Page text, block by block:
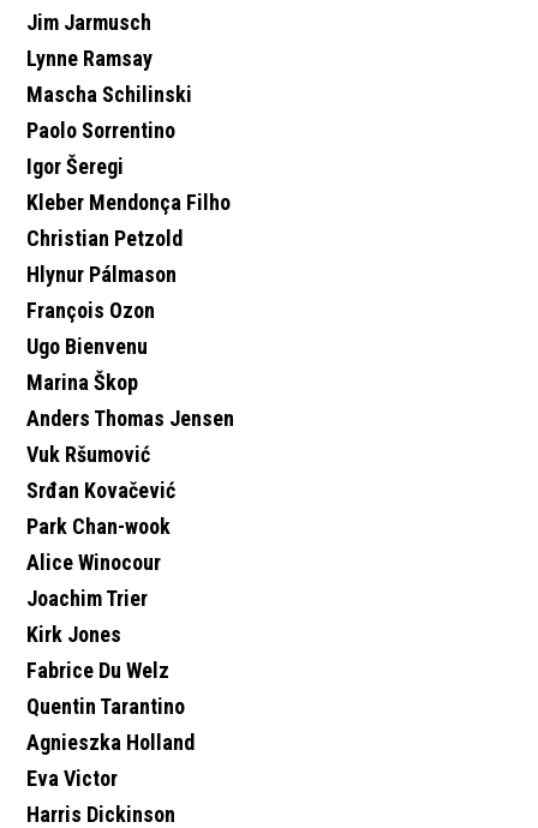
Jim Jarmusch
Lynne Ramsay
Mascha Schilinski
Paolo Sorrentino
Igor Šeregi
Kleber Mendonça Filho
Christian Petzold
Hlynur Pálmason
François Ozon
Ugo Bienvenu
Marina Škop
Anders Thomas Jensen
Vuk Ršumović
Srđan Kovačević
Park Chan-wook
Alice Winocour
Joachim Trier
Kirk Jones
Fabrice Du Welz
Quentin Tarantino
Agnieszka Holland
Eva Victor
Harris Dickinson